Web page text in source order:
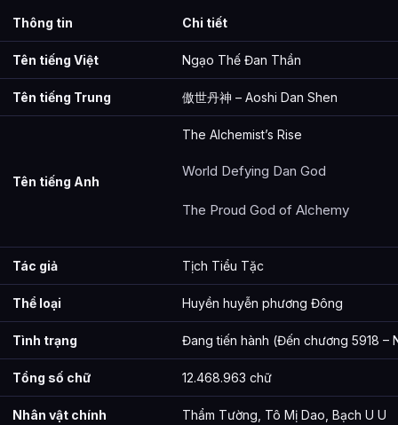
Thông tin Chi tiết
Tên tiếng Việt Ngạo Thế Đan Thần
Tên tiếng Trung 傲世丹神 – Aoshi Dan Shen
Tên tiếng Anh
The Alchemist’s Rise
World Defying Dan God
The Proud God of Alchemy
Tác giả Tịch Tiểu Tặc
Thể loại Huyền huyễn phương Đông
Tình trạng Đang tiến hành (Đến chương 5918 –
Tổng số chữ 12.468.963 chữ
Nhân vật chính Thẩm Tường, Tô Mị Dao, Bạch U U